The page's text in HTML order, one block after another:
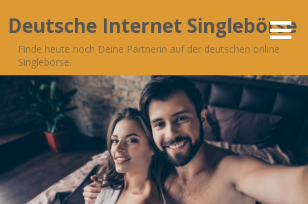
Deutsche Internet Singlebörse
Finde heute noch Deine Partnerin auf der deutschen online
Singlebörse.